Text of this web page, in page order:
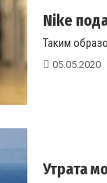
Nike
Таким
05.05.2020
Утрата